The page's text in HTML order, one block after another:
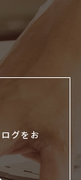
グをお